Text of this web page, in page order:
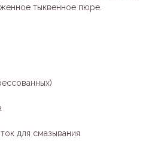
тыквенное пюре.
для смазывания